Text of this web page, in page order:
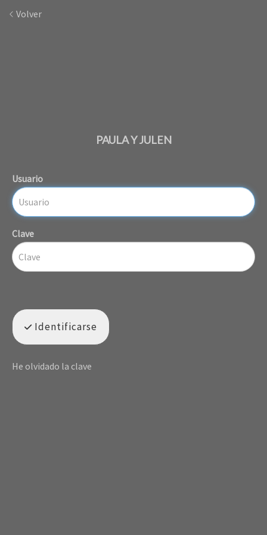
Volver
PAULA Y JULEN
Usuario
Clave
Identificarse
He olvidado la clave